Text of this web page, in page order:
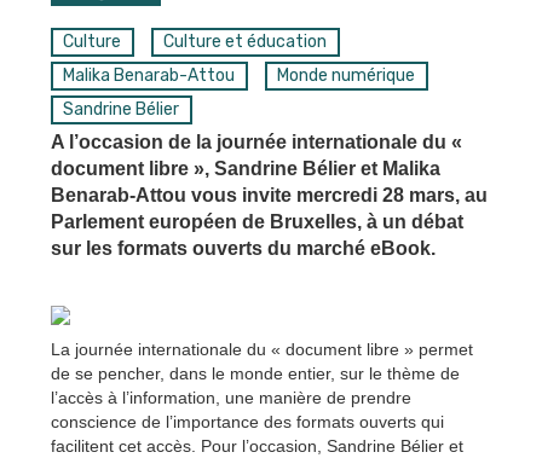
Culture
Culture et éducation
Malika Benarab-Attou
Monde numérique
Sandrine Bélier
A l’occasion de la journée internationale du «
document libre », Sandrine Bélier et Malika
Benarab-Attou vous invite mercredi 28 mars, au
Parlement européen de Bruxelles, à un débat
sur les formats ouverts du marché eBook.
La journée internationale du « document libre » permet
de se pencher, dans le monde entier, sur le thème de
l’accès à l’information, une manière de prendre
conscience de l’importance des formats ouverts qui
facilitent cet accès. Pour l’occasion, Sandrine Bélier et